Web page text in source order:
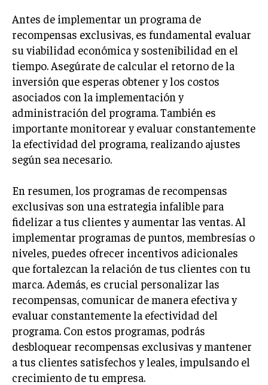
Antes de implementar un programa de
recompensas exclusivas, es fundamental evaluar
su viabilidad económica y sostenibilidad en el
tiempo. Asegúrate de calcular el retorno de la
inversión que esperas obtener y los costos
asociados con la implementación y
administración del programa. También es
importante monitorear y evaluar constantemente
la efectividad del programa, realizando ajustes
según sea necesario.
En resumen, los programas de recompensas
exclusivas son una estrategia infalible para
fidelizar a tus clientes y aumentar las ventas. Al
implementar programas de puntos, membresías o
niveles, puedes ofrecer incentivos adicionales
que fortalezcan la relación de tus clientes con tu
marca. Además, es crucial personalizar las
recompensas, comunicar de manera efectiva y
evaluar constantemente la efectividad del
programa. Con estos programas, podrás
desbloquear recompensas exclusivas y mantener
a tus clientes satisfechos y leales, impulsando el
crecimiento de tu empresa.